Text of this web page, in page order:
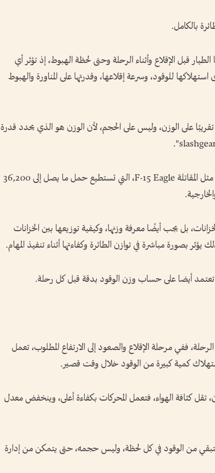
بالكامل.
قبل الإقلاع وأثناء الرحلة وحتى لحظة الهبوط، إذ تؤثر أي
للوقود، وسرعة إقلاعها، وقدرتها على المناورة والهبوط
على الوزن، وليس على الحجم، لأن الوزن هو الذي يحدد قدرة
يظهر هذا الأمر بوضوح في الطائرات العسكرية مثل المقاتلة F-15 Eagle، التي تستطيع حمل ما يصل إلى 36,200
بل يجب أيضًا معرفة وزنها، وكيفية توزيعها بين الخزانات
بصورة مباشرة في توازن الطائرة وكفاءتها أثناء تنفيذ المهام.
تعتمد أيضا على حساب وزن الوقود بدقة قبل كل رحلة.
ففي مرحلة الإقلاع والصعود إلى الارتفاع المطلوب، تعمل
كمية كبيرة من الوقود خلال وقت قصير.
تقل كثافة الهواء، فتعمل المحركات بكفاءة أعلى، وينخفض معدل
من الوقود في كل لحظة، وليس حجمه، حتى يتمكن من إدارة